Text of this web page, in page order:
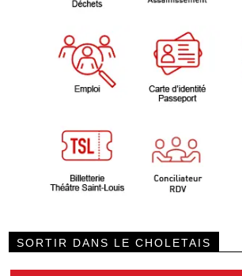
SORTIR DANS LE CHOLETAIS